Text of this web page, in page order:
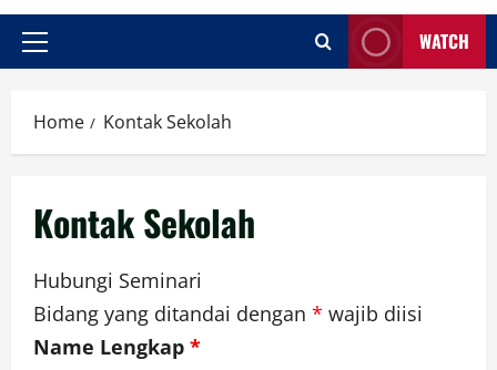
Primary
WATCH
Home Kontak Sekolah
Kontak Sekolah
Hubungi Seminari
Bidang yang ditandai dengan * wajib diisi
Name Lengkap *